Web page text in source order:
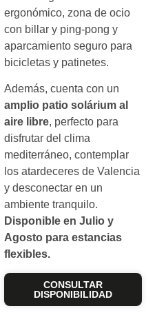
ergonómico, zona de ocio
con billar y ping-pong y
aparcamiento seguro para
bicicletas y patinetes.
Además, cuenta con un
amplio patio solárium al
aire libre, perfecto para
disfrutar del clima
mediterráneo, contemplar
los atardeceres de Valencia
y desconectar en un
ambiente tranquilo.
Disponible en Julio y
Agosto para estancias
flexibles.
CONSULTAR
DISPONIBILIDAD